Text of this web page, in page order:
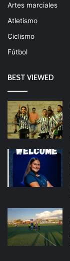
Artes marciales
Atletismo
Ciclismo
Fútbol
BEST VIEWED